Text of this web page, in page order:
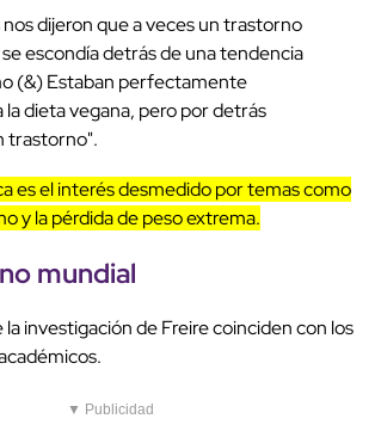
nos dijeron que a veces un trastorno
escondía detrás de una tendencia
(&) Estaban perfectamente
la dieta vegana, pero por detrás
trastorno".
es el interés desmedido por temas como
y la pérdida de peso extrema.
mundial
investigación de Freire coinciden con los
▼ Publicidad